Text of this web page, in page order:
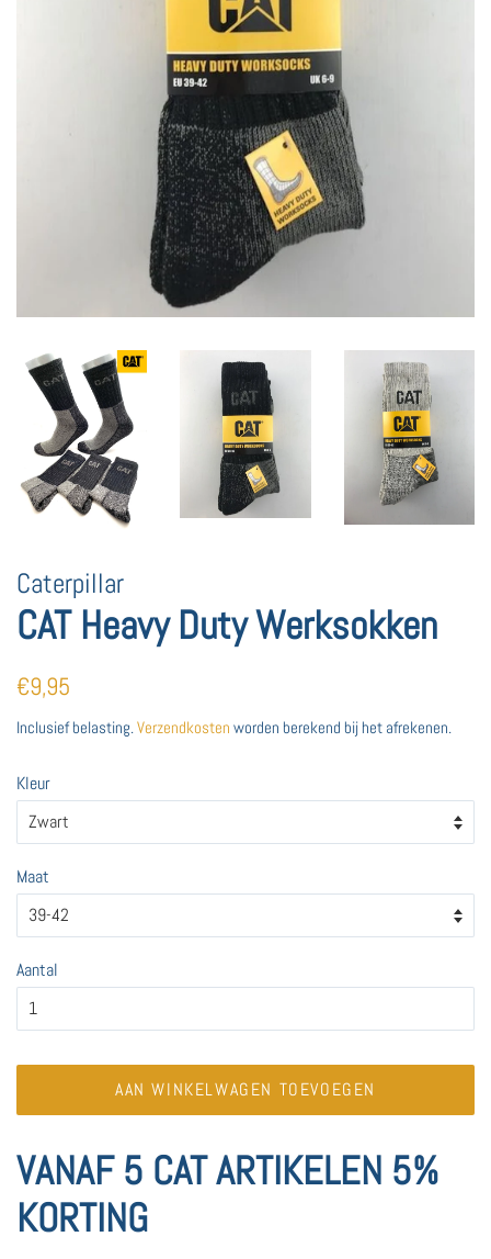
Caterpillar
CAT Heavy Duty Werksokken
Normale
€9,95
Inclusief belasting. Verzendkosten worden berekend bij het afrekenen.
Kleur
Maat
Aantal
AAN WINKELWAGEN TOEVOEGEN
VANAF 5 CAT ARTIKELEN 5%
KORTING